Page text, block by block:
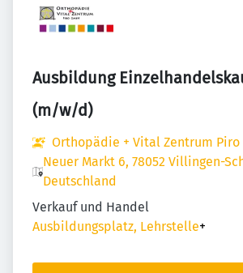
Ausbildung
(m/w/d)
Orthopädie + Vital Zentrum Piro
Neuer Markt 6, 78052 Villingen-
Deutschland
Verkauf und Handel
Ausbildungsplatz, Lehrstelle+